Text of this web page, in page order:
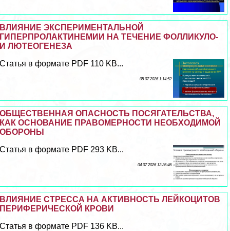
ВЛИЯНИЕ ЭКСПЕРИМЕНТАЛЬНОЙ
ГИПЕРПРОЛАКТИНЕМИИ НА ТЕЧЕНИЕ ФОЛЛИКУЛО-
И ЛЮТЕОГЕНЕЗА
Статья в формате PDF 110 KB...
05 07 2026 1:14:52
ОБЩЕСТВЕННАЯ ОПАСНОСТЬ ПОСЯГАТЕЛЬСТВА,
КАК ОСНОВАНИЕ ПРАВОМЕРНОСТИ НЕОБХОДИМОЙ
ОБОРОНЫ
Статья в формате PDF 293 KB...
04 07 2026 12:36:46
ВЛИЯНИЕ СТРЕССА НА АКТИВНОСТЬ ЛЕЙКОЦИТОВ
ПЕРИФЕРИЧЕСКОЙ КРОВИ
Статья в формате PDF 136 KB...